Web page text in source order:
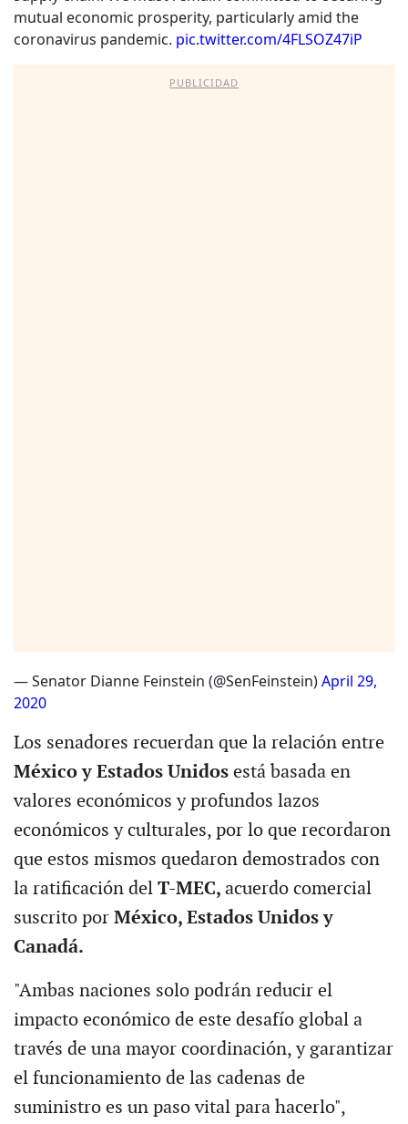
mutual economic prosperity, particularly amid the
coronavirus pandemic. pic.twitter.com/4FLSOZ47iP
PUBLICIDAD
— Senator Dianne Feinstein (@SenFeinstein)April 29,
2020
Los senadores recuerdan que la relación entre
México y Estados Unidosestá basada en
valores económicos y profundos lazos
económicos y culturales, por lo que recordaron
que estos mismos quedaron demostrados con
la ratificación del T-MEC, acuerdo comercial
suscrito por México, Estados Unidos y
Canadá.
"Ambas naciones solo podrán reducir el
impacto económico de este desafío global a
través de una mayor coordinación, y garantizar
el funcionamiento de las cadenas de
suministro es un paso vital para hacerlo",